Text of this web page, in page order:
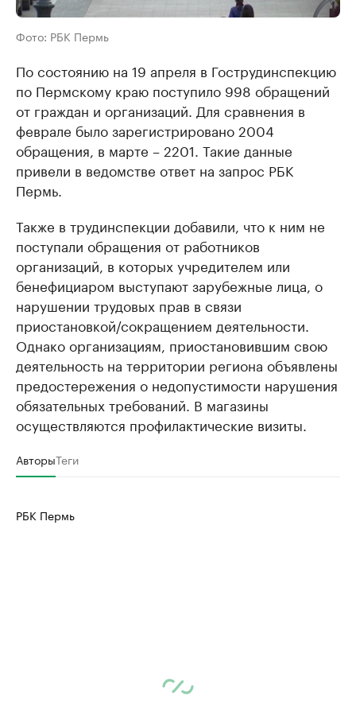
Фото: РБК Пермь
По состоянию на 19 апреля в Гострудинспекцию
по Пермскому краю поступило 998 обращений
от граждан и организаций. Для сравнения в
феврале было зарегистрировано 2004
обращения, в марте – 2201. Такие данные
привели в ведомстве ответ на запрос РБК
Пермь.
Также в трудинспекции добавили, что к ним не
поступали обращения от работников
организаций, в которых учредителем или
бенефициаром выступают зарубежные лица, о
нарушении трудовых прав в связи
приостановкой/сокращением деятельности.
Однако организациям, приостановившим свою
деятельность на территории региона объявлены
предостережения о недопустимости нарушения
обязательных требований. В магазины
осуществляются профилактические визиты.
АвторыТеги
РБК Пермь